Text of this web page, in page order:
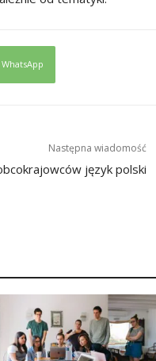
WhatsApp
Następna wiadomość
język polski